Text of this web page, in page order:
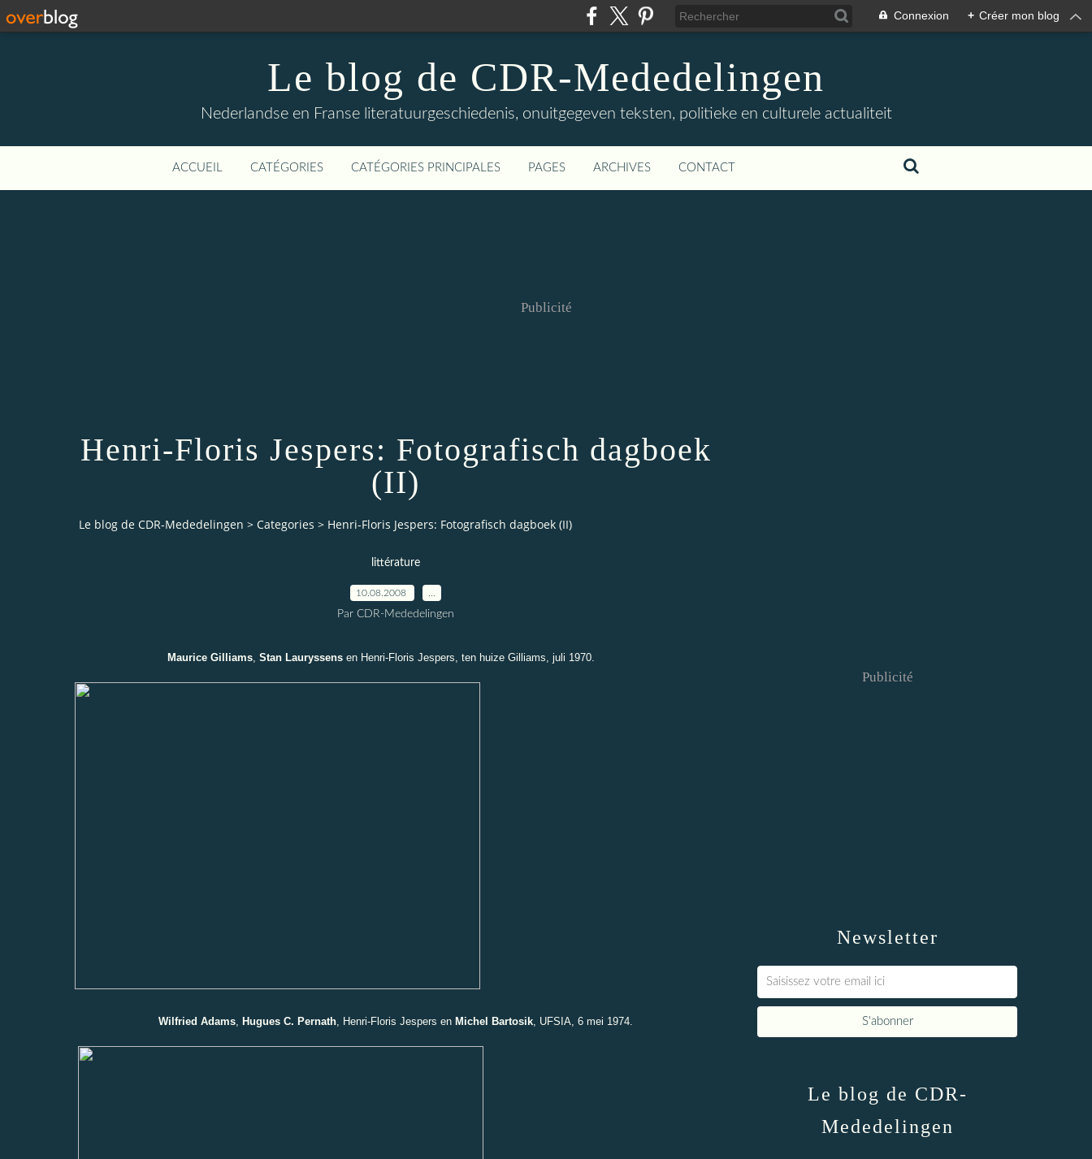
Connexion + Créer mon blog
Le blog de CDR-Mededelingen
Nederlandse en Franse literatuurgeschiedenis, onuitgegeven teksten, politieke en culturele actualiteit
ACCUEIL CATÉGORIES CATÉGORIES PRINCIPALES PAGES ARCHIVES CONTACT
Publicité
Henri-Floris Jespers: Fotografisch dagboek
(II)
Le blog de CDR-Mededelingen > Categories > Henri-Floris Jespers: Fotografisch dagboek (II)
littérature
10.08.2008
Par CDR-Mededelingen
Maurice Gilliams Stan Lauryssens en Henri-Floris Jespers, ten huize Gilliams, juli 1970.
Wilfried Adams Hugues C. Pernath , Henri-Floris Jespers en Michel Bartosik , UFSIA, 6 mei 1974.
Newsletter
Publicité
Le blog de CDR-
Mededelingen